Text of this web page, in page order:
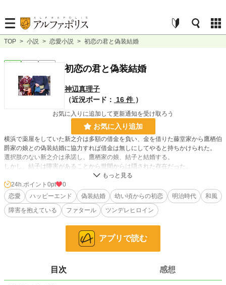
TOP > 小説 > 恋愛小説 > 初恋の君と偽装結婚
初恋の君と偽装結婚
神辺真理子
（近況ボード：
16 件 ）
お気に入りに追加して更新通知を受け取ろう
お気に入り追加
横浜で薬屋をしていた新之介は多額の借金を負い、金を借りた藤堂家から鷹栖伯
爵家の娘との偽装結婚に協力すれば借金は無しにしてやると持ちかけられた。
選択肢のない新之介は承諾し、鷹栖家の娘、結子と結婚する。
しかし、結子は障害があることから世間からは隠された存在だった。
鷹栖家の敷地内でひっそりと暮らす結子は、華族としての誇りが高く、庶民の新
之介には居丈高に接した。
一方で、華族の女性が働くことがない世にもかかわらず、翻訳業を生業とする珍
しい生活を送っていた。
新之介は結子からの助言で薬師としての腕を活かしながら生活をする。
一方、結子は素直になれないながらも新之介との距離を縮め、2人は使用人公認
しかし、新之介を鷹栖家へ送り込んだ藤堂家や、結子に横恋慕する柏木伯爵が現
ツンデレお嬢様とお人好しの薬屋の偽装結婚はどうなる！？
24h.ポイント 0pt
0
恋愛
ハッピーエンド 偽装結婚 幼い頃からの初恋 明治時代
和風
障害を抱えている
ファタール ツンデレヒロイン
アプリで読む
目次 感想